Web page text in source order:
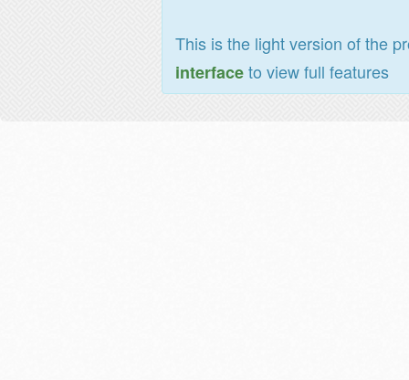
This is the light version of the
interfaceto view full features